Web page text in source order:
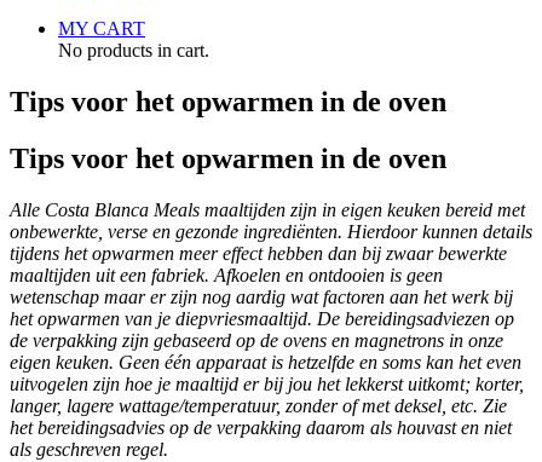
MY CART
No products in cart.
Tips voor het opwarmen in de oven
Tips voor het opwarmen in de oven
Alle Costa Blanca Meals maaltijden zijn in eigen keuken bereid met
onbewerkte, verse en gezonde ingrediënten. Hierdoor kunnen details
tijdens het opwarmen meer effect hebben dan bij zwaar bewerkte
maaltijden uit een fabriek. Afkoelen en ontdooien is geen
wetenschap maar er zijn nog aardig wat factoren aan het werk bij
het opwarmen van je diepvriesmaaltijd. De bereidingsadviezen op
de verpakking zijn gebaseerd op de ovens en magnetrons in onze
eigen keuken. Geen één apparaat is hetzelfde en soms kan het even
uitvogelen zijn hoe je maaltijd er bij jou het lekkerst uitkomt; korter,
langer, lagere wattage/temperatuur, zonder of met deksel, etc. Zie
het bereidingsadvies op de verpakking daarom als houvast en niet
als geschreven regel.